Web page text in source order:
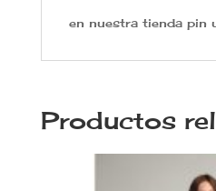
en nuestra tienda pin
Productos